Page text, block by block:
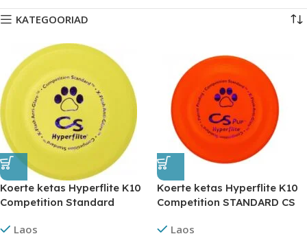
KATEGOORIAD
Koerte ketas Hyperflite K10
Competition Standard
Laos
Koerte ketas Hyperflite K10
Competition STANDARD CS
Laos